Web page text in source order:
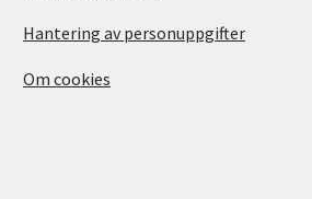
Hantering av personuppgifter
Om cookies